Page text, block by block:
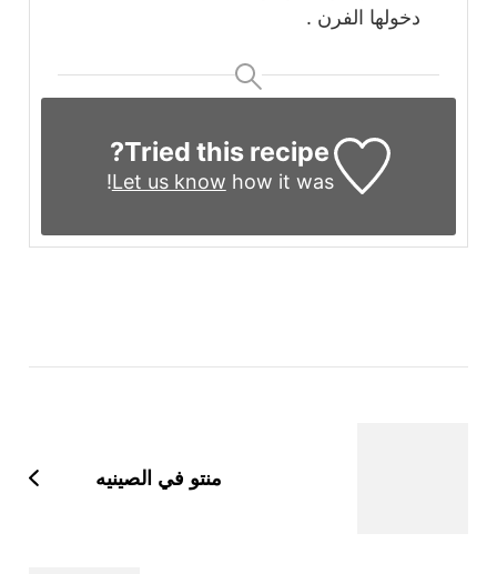
دخولها الفرن .
Tried this recipe?
Let us know how it was!
منتو في الصينيه